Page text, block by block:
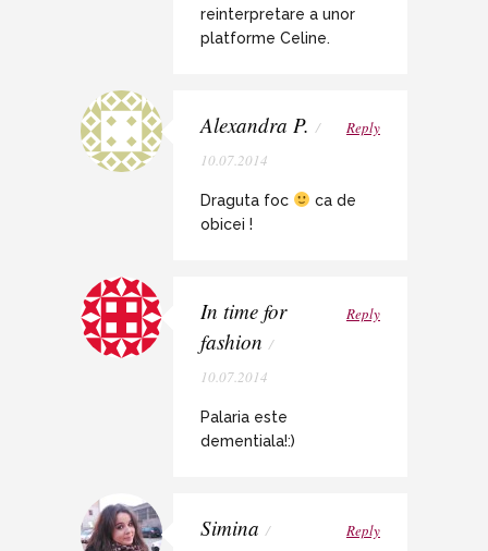
reinterpretare a unor
platforme Celine.
Alexandra P. /
10.07.2014
Reply
Draguta foc
ca de
obicei !
In time for
fashion /
10.07.2014
Reply
Palaria este
dementiala!:)
Simina /
Reply